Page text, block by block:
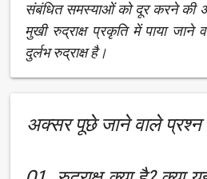
संबंधित समस्याओं को दूर करने की
मुखी रुद्राक्ष प्रकृति में पाया जाने
दुर्लभ रुद्राक्ष है।
अक्सर पूछे जाने वाले प्रश्न